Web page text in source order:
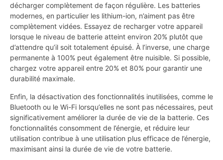
décharger complètement de façon régulière. Les batteries
modernes, en particulier les lithium-ion, n’aiment pas être
complètement vidées. Essayez de recharger votre appareil
lorsque le niveau de batterie atteint environ 20% plutôt que
d’attendre qu’il soit totalement épuisé. À l’inverse, une charge
permanente à 100% peut également être nuisible. Si possible,
chargez votre appareil entre 20% et 80% pour garantir une
durabilité maximale.
Enfin, la désactivation des fonctionnalités inutilisées, comme le
Bluetooth ou le Wi-Fi lorsqu’elles ne sont pas nécessaires, peut
significativement améliorer la durée de vie de la batterie. Ces
fonctionnalités consomment de l’énergie, et réduire leur
utilisation contribue à une utilisation plus efficace de l’énergie,
maximisant ainsi la durée de vie de votre batterie.